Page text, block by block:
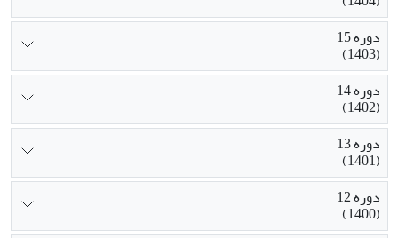
دوره 15
(1403)
دوره 14
(1402)
دوره 13
(1401)
دوره 12
(1400)